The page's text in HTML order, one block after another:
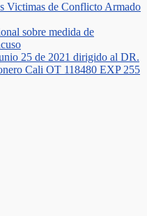
Victimas de Conflicto Armado
sobre medida de
25 de 2021 dirigido al DR.
Cali OT 118480 EXP 255